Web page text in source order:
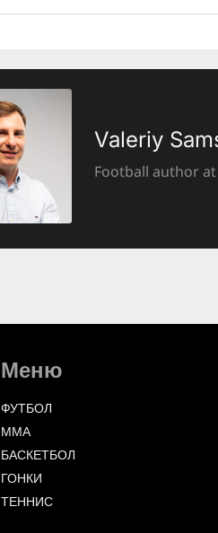
Valeriy
Football author
Меню
ФУТБОЛ
ММА
БАСКЕТБОЛ
ГОНКИ
ТЕННИС